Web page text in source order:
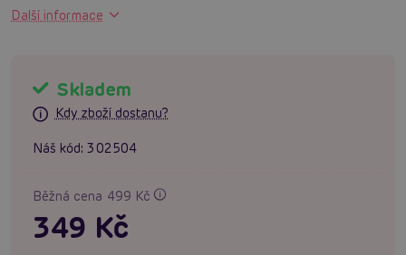
Další informace
Skladem
Kdy zboží dostanu?
Náš kód: 302504
Běžná cena 499 Kč
349 Kč